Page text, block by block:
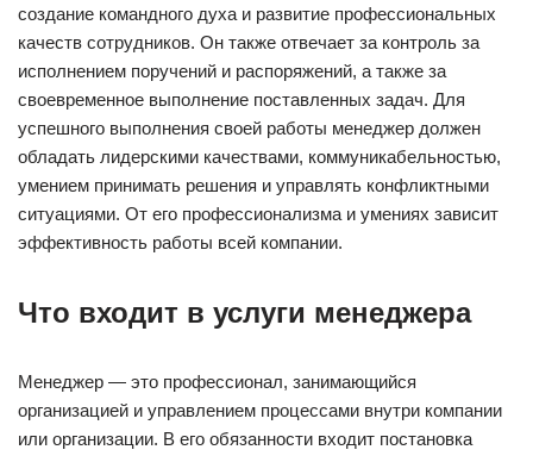
создание командного духа и развитие профессиональных
качеств сотрудников. Он также отвечает за контроль за
исполнением поручений и распоряжений, а также за
своевременное выполнение поставленных задач. Для
успешного выполнения своей работы менеджер должен
обладать лидерскими качествами, коммуникабельностью,
умением принимать решения и управлять конфликтными
ситуациями. От его профессионализма и умениях зависит
эффективность работы всей компании.
Что входит в услуги менеджера
Менеджер — это профессионал, занимающийся
организацией и управлением процессами внутри компании
или организации. В его обязанности входит постановка